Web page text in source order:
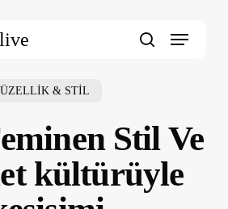
Menu
& STİL
Stil Ve
kültürüyle